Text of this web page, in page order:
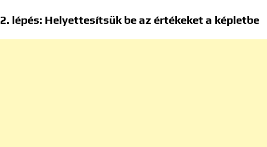
2. lépés: Helyettesítsük be az értékeket a képletbe